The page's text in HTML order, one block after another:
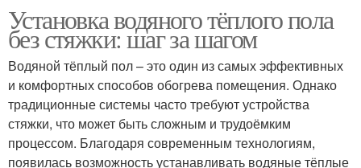
Установка водяного тёплого пола
без стяжки: шаг за шагом
Водяной тёплый пол – это один из самых эффективных
и комфортных способов обогрева помещения. Однако
традиционные системы часто требуют устройства
стяжки, что может быть сложным и трудоёмким
процессом. Благодаря современным технологиям,
появилась возможность устанавливать водяные тёплые